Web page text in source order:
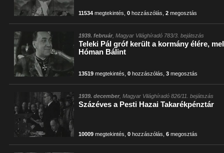
11534 megtekintés ,0 hozzászólás ,2 megosztás
1939. február, Magyar Világhíradó 783/3. bejátszás
Teleki Pál gróf került a kormány élére,
Hóman Bálint
13519 megtekintés ,0 hozzászólás ,3 megosztás
1939. december, Magyar Világhíradó 826/11. bejátszás
Százéves a Pesti Hazai Takarékpénztár
10009 megtekintés ,0 hozzászólás ,6 megosztás